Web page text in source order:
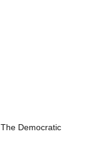
Democratic